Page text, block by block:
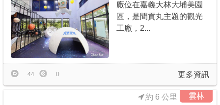
廠位在嘉義大林大埔美園
區，是間貢丸主題的觀光
工廠，2...
更多資訊
44 0
雲林
約 6 公里